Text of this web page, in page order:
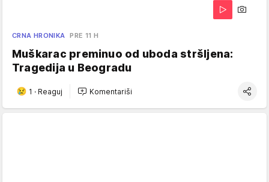
CRNA HRONIKA PRE 11 H
Muškarac preminuo od uboda stršljena:
Tragedija u Beogradu
1 · Reaguj Komentariši